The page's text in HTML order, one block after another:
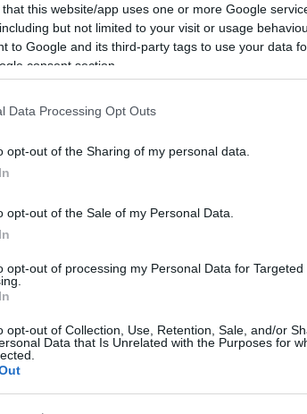
that this website/app uses one or more Google
but not limited to your visit or usage
to Google and its third-party tags to use your data
consent section.
Data Processing Opt Outs
opt-out of the Sharing of my personal data.
opt-out of the Sale of my Personal Data.
opt-out of processing my Personal Data for Targeted
opt-out of Collection, Use, Retention, Sale, and/or
Data that Is Unrelated with the Purposes for
valahára a Forddal, ahová már elég régóta
hogy a fiúk elindultak egy felfelé ívelő
tökéletesen alakult minden. Nem is
elég nehezen indult a reggeli órákban a
pályafelírás közben, most viszont igen…és
írtunk egy jó itinert, amit még menet közben
a tervezettnél is gyorsabban tudjunk